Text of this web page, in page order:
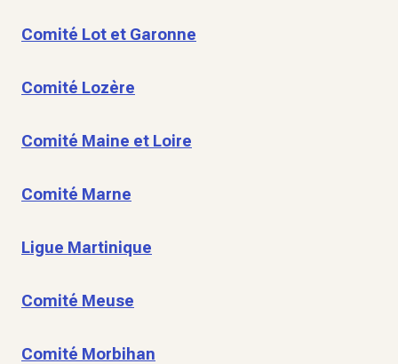
Comité Lot et Garonne
Comité Lozère
Comité Maine et Loire
Comité Marne
Ligue Martinique
Comité Meuse
Comité Morbihan